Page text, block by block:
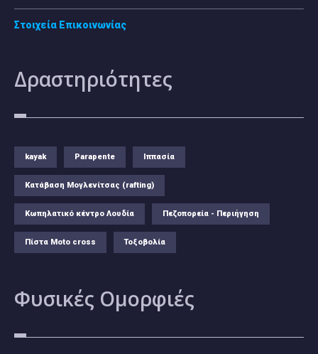
Στοιχεία Επικοινωνίας
Δραστηριότητες
kayak Parapente Ιππασία
Κατάβαση Μογλενίτσας (rafting)
Κωπηλατικό κέντρο Λουδία Πεζοπορεία - Περιήγηση
Πίστα Moto cross Τοξοβολία
Φυσικές Ομορφιές